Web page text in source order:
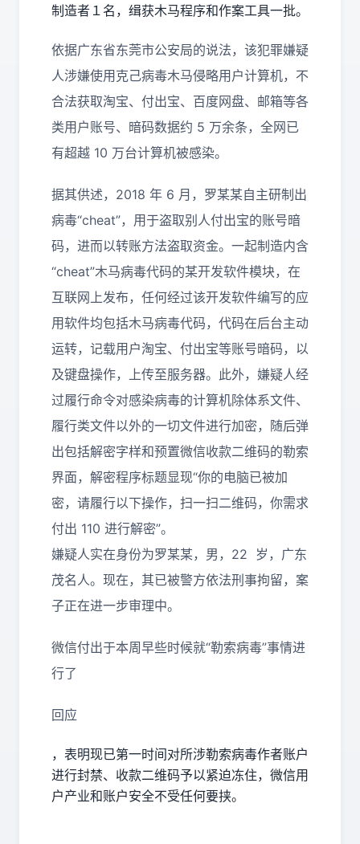
制造者１名，缉获木马程序和作案工具一批。
依据广东省东莞市公安局的说法，该犯罪嫌疑
人涉嫌使用克己病毒木马侵略用户计算机，不
合法获取淘宝、付出宝、百度网盘、邮箱等各
类用户账号、暗码数据约 5 万余条，全网已
有超越 10 万台计算机被感染。
据其供述，2018 年 6 月，罗某某自主研制出
病毒“cheat”，用于盗取别人付出宝的账号暗
码，进而以转账方法盗取资金。一起制造内含
“cheat”木马病毒代码的某开发软件模块，在
互联网上发布，任何经过该开发软件编写的应
用软件均包括木马病毒代码，代码在后台主动
运转，记载用户淘宝、付出宝等账号暗码，以
及键盘操作，上传至服务器。此外，嫌疑人经
过履行命令对感染病毒的计算机除体系文件、
履行类文件以外的一切文件进行加密，随后弹
出包括解密字样和预置微信收款二维码的勒索
界面，解密程序标题显现“你的电脑已被加
密，请履行以下操作，扫一扫二维码，你需求
付出 110 进行解密”。
嫌疑人实在身份为罗某某，男，22 岁，广东
茂名人。现在，其已被警方依法刑事拘留，案
子正在进一步审理中。
微信付出于本周早些时候就“勒索病毒”事情进
行了
回应
，表明现已第一时间对所涉勒索病毒作者账户
进行封禁、收款二维码予以紧迫冻住，微信用
户产业和账户安全不受任何要挟。